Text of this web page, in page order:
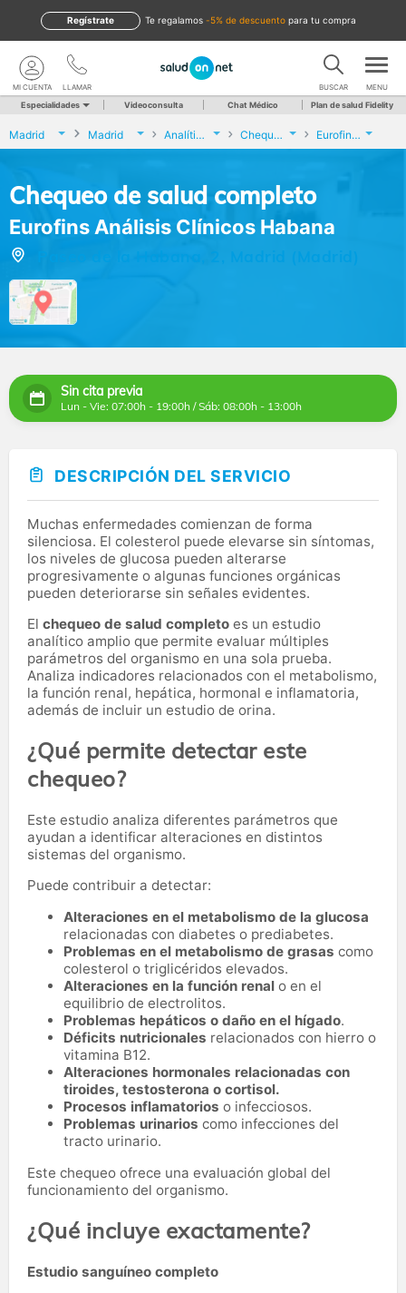
te regalamos -5% de descuento para tu compra
Regístrate
LLAMAR
MI CUENTA BUSCAR MENU
Especialidades Videoconsulta Chat Médico Plan de salud Fidelity
Madrid Madrid Analíticas y Genética Chequeo de salud completo Eurofins Análisis Clínicos Habana
Chequeo de salud completo
Eurofins Análisis Clínicos Habana
Paseo de la Habana, 2, Madrid (Madrid)
Sin cita previa
Lun - Vie: 07:00h - 19:00h / Sáb: 08:00h - 13:00h
DESCRIPCIÓN DEL SERVICIO
Muchas enfermedades comienzan de forma
silenciosa. El colesterol puede elevarse sin síntomas,
los niveles de glucosa pueden alterarse
progresivamente o algunas funciones orgánicas
pueden deteriorarse sin señales evidentes.
El chequeo de salud completo es un estudio
analítico amplio que permite evaluar múltiples
parámetros del organismo en una sola prueba.
Analiza indicadores relacionados con el metabolismo,
la función renal, hepática, hormonal e inflamatoria,
además de incluir un estudio de orina.
¿Qué permite detectar este
chequeo?
Este estudio analiza diferentes parámetros que
ayudan a identificar alteraciones en distintos
sistemas del organismo.
Puede contribuir a detectar:
Alteraciones en el metabolismo de la glucosa
relacionadas con diabetes o prediabetes.
Problemas en el metabolismo de grasas como
colesterol o triglicéridos elevados.
Alteraciones en la función renal o en el
equilibrio de electrolitos.
Problemas hepáticos o daño en el hígado.
Déficits nutricionales relacionados con hierro o
vitamina B12.
Alteraciones hormonales relacionadas con
tiroides, testosterona o cortisol.
Procesos inflamatorios o infecciosos.
Problemas urinarios como infecciones del
tracto urinario.
Este chequeo ofrece una evaluación global del
funcionamiento del organismo.
¿Qué incluye exactamente?
Estudio sanguíneo completo